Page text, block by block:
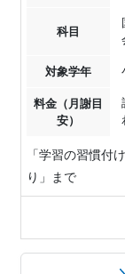
科目
対象学年
料金（月謝目
安）
「学習の習慣付
り」まで